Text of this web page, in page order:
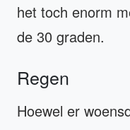
het toch enorm
de 30 graden.
Regen
Hoewel er